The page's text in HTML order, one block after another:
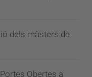
dels màsters de
Obertes a